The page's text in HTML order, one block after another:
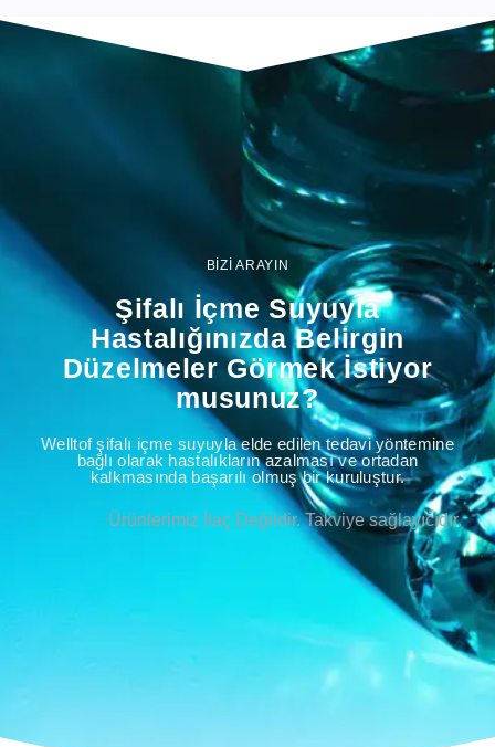
BİZİ ARAYIN
Şifalı İçme Suyuyla
Hastalığınızda Belirgin
Düzelmeler Görmek İstiyor
musunuz?
Welltof şifalı içme suyuyla elde edilen tedavi yöntemine
bağlı olarak hastalıkların azalması ve ortadan
kalkmasında başarılı olmuş bir kuruluştur.
Ürünlerimiz İlaç Değildir. Takviye sağlayıcıdır.